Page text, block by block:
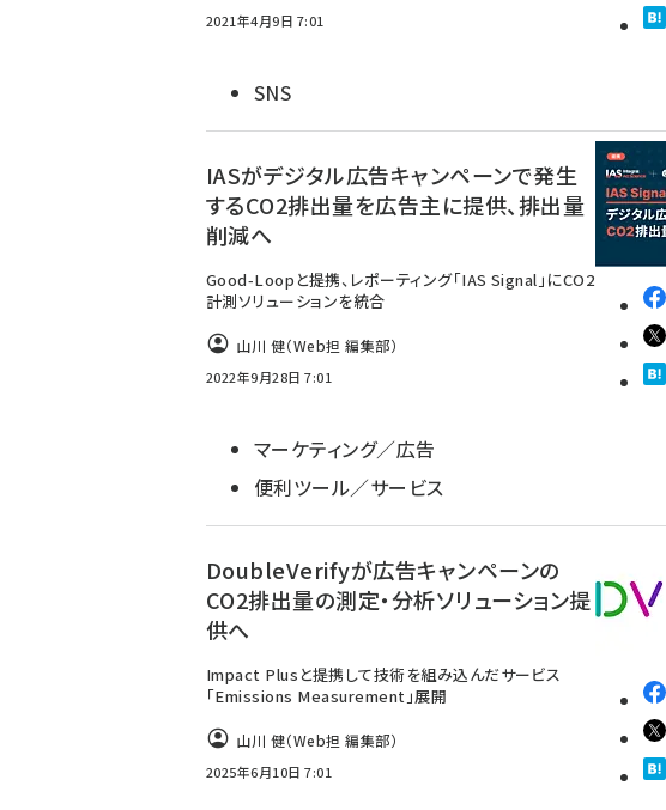
2021年4月9日 7:01
SNS
IASがデジタル広告キャンペーンで発生
するCO2排出量を広告主に提供、排出量
削減へ
Good-Loopと提携、レポーティング「IAS Signal」にCO2
計測ソリューションを統合
山川 健（Web担 編集部）
2022年9月28日 7:01
マーケティング／広告
便利ツール／サービス
DoubleVerifyが広告キャンペーンの
CO2排出量の測定・分析ソリューション提
供へ
Impact Plusと提携して技術を組み込んだサービス
「Emissions Measurement」展開
山川 健（Web担 編集部）
2025年6月10日 7:01